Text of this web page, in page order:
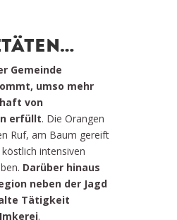
Gemeinde
umso mehr
von
erfüllt. Die Orangen
Ruf, am Baum gereift
intensiven
Darüber hinaus
neben der Jagd
Tätigkeit
.